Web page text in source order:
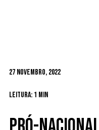
27 Novembro, 2022
Leitura: 1 min